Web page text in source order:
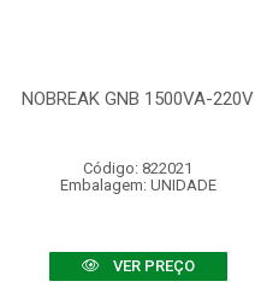
NOBREAK GNB 1500VA-220V
Código: 822021
Embalagem: UNIDADE
VER PREÇO